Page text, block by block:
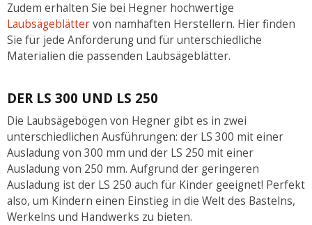
Zudem erhalten Sie bei Hegner hochwertige
Laubsägeblättervon namhaften Herstellern. Hier finden
Sie für jede Anforderung und für unterschiedliche
Materialien die passenden Laubsägeblätter.
DER LS 300 UND LS 250
Die Laubsägebögen von Hegner gibt es in zwei
unterschiedlichen Ausführungen: der LS 300 mit einer
Ausladung von 300 mm und der LS 250 mit einer
Ausladung von 250 mm. Aufgrund der geringeren
Ausladung ist der LS 250 auch für Kinder geeignet! Perfekt
also, um Kindern einen Einstieg in die Welt des Bastelns,
Werkelns und Handwerks zu bieten.